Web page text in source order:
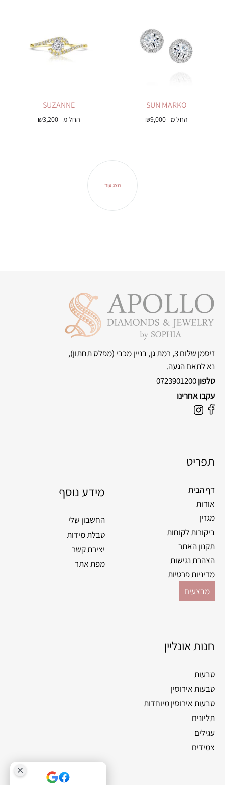
SUN MARKO
החל מ - ₪9,000
SUZANNE
החל מ - ₪3,200
הצג עוד
זיסמן שלום 3, רמת גן, בניין מכבי
(מפלס תחתון),
נא לתאם הגעה.
טלפון0723901200
עקבו אחרינו
F
b
o
k
I
a
r
a
m
תפריט
דף הבית
אודות
מגזין
ביקורות לקוחות
תקנון האתר
הצהרת נגישות
מדיניות פרטיות
מבצעים
מידע נוסף
החשבון שלי
טבלת מידות
יצירת קשר
מפת אתר
חנות אונליין
טבעות
טבעות אירוסין
טבעות אירוסין מיוחדות
תליונים
עגילים
צמידים